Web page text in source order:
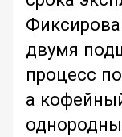
двумя
процесс
а